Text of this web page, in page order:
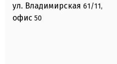
ул. Владимирская 61/11,
офис 50